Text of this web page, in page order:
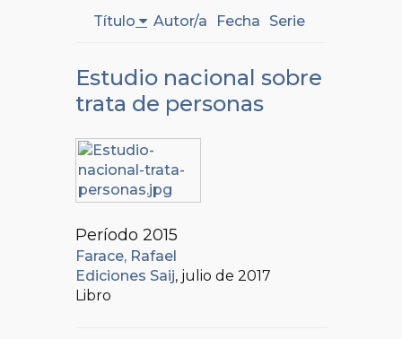
Título
Autor/a Fecha Serie
Estudio nacional sobre
trata de personas
Período 2015
Farace, Rafael
Ediciones Saij, julio de 2017
Libro